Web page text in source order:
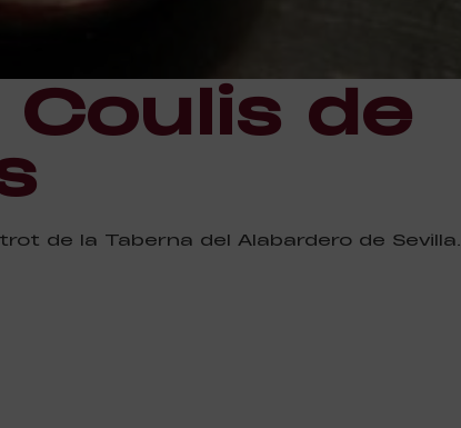
de
de la Taberna del Alabardero de Sevilla.